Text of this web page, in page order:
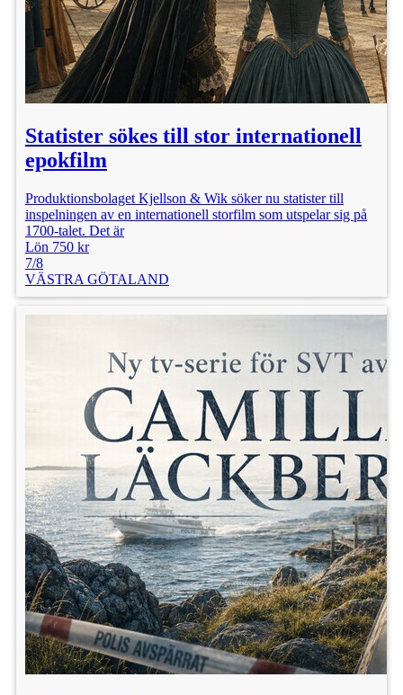
Statister sökes till stor internationell
epokfilm
Produktionsbolaget Kjellson & Wik söker nu statister till
inspelningen av en internationell storfilm som utspelar sig på
1700-talet. Det är
Lön 750 kr
7/8
VÄSTRA GÖTALAND